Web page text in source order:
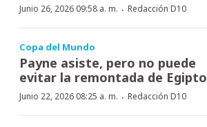
Junio 26, 2026 09:58 a. m. · Redacción D10
Copa del Mundo
Payne asiste, pero no puede
evitar la remontada de Egipto
Junio 22, 2026 08:25 a. m. · Redacción D10